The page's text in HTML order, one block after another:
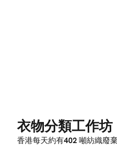
衣物分類工作坊
香港每天約有402噸紡織廢